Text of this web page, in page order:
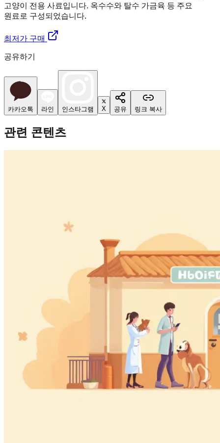
고양이 전용 사료입니다. 옥수수와 탈수 가금육 등 주요
원료로 구성되었습니다.
최저가 구매
공유하기
카카오톡 라인 인스타그램 X 공유 링크 복사
관련 콘텐츠